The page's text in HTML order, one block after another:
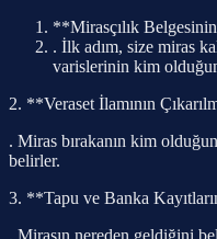
**Mirasçılık
. İlk adım, size miras
varislerinin kim
2. **Veraset İlamının
. Miras bırakanın kim
belirler.
3. **Tapu ve Banka
. Mirasın nereden geldiğini